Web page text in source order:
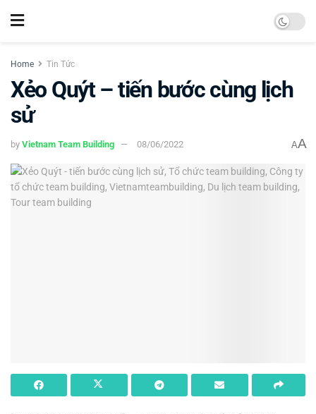
Home Tin Tức
Xẻo Quýt – tiến bước cùng lịch
sử
by Vietnam Team Building 08/06/2022 AA